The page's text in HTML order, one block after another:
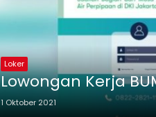
Loker
Lowongan Kerja
1 Oktober 2021